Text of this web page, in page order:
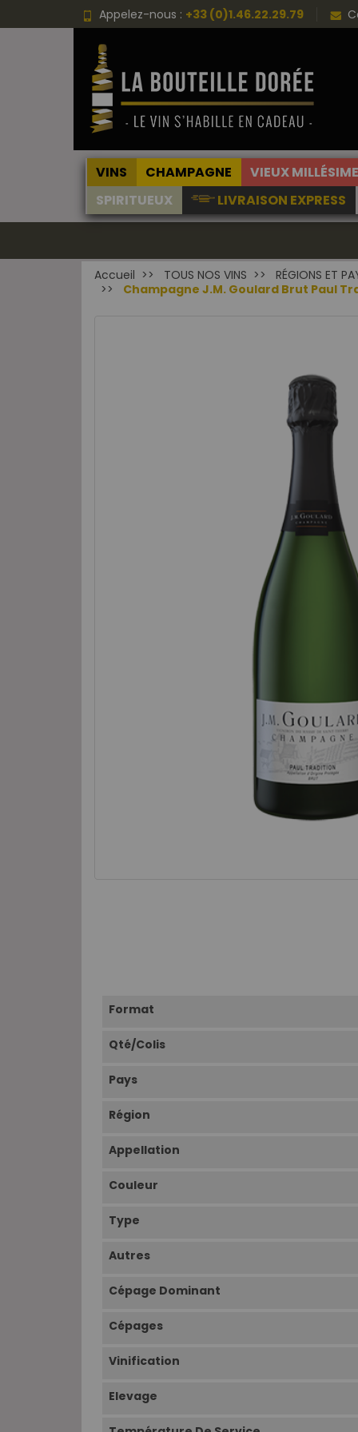
Appelez-nous : +33 (0)1.46.22.29.79
VINS CHAMPAGNE VIEUX
SPIRITUEUX
LIVRAISON EXPRESS
Accueil TOUS NOS VINS RÉGIONS ET
Champagne J.M. Goulard Brut Paul
Format
Qté/Colis
Pays
Région
Appellation
Couleur
Type
Autres
Cépage Dominant
Cépages
Vinification
Elevage